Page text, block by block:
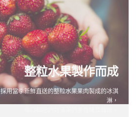
整粒水果製作而成
採用當季新鮮直送的整粒水果果肉製成的冰淇
淋，